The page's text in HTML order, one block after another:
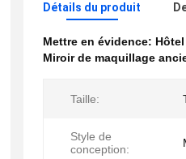
Détails du produit
Mettre en évidence:
Miroir de maquillage
Taille:
Style de
conception: